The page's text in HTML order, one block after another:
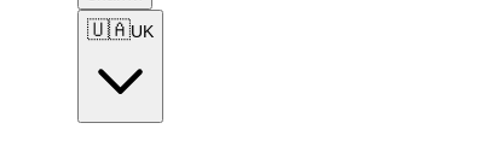
🇺🇦UK